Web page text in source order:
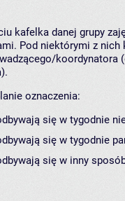
kafelka danej grupy
Pod niektórymi z nich
koordynatora
oznaczenia:
się w tygodnie
się w tygodnie
się w inny